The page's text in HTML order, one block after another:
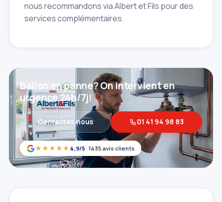
nous recommandons via Albert et Fils pour des
services complémentaires.
★★★★★ 4,9/5 · 1435 avis clients
Ballon en panne? On intervient en
urgence 24h/7j!
Contactez‑nous 01 41 94 98 83